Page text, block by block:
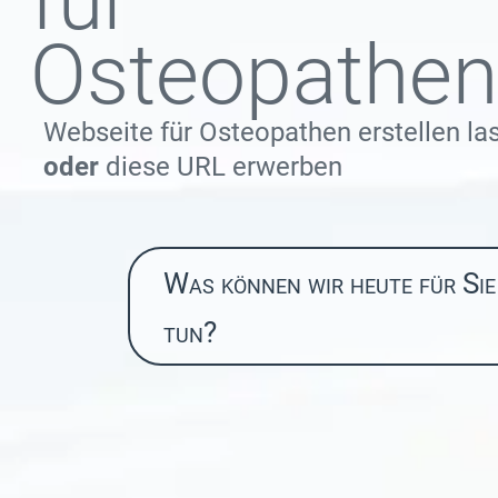
Osteopathen
Webseite für Osteopathen erstellen
oderdiese URL erwerben
Was können wir heute für Sie
tun?